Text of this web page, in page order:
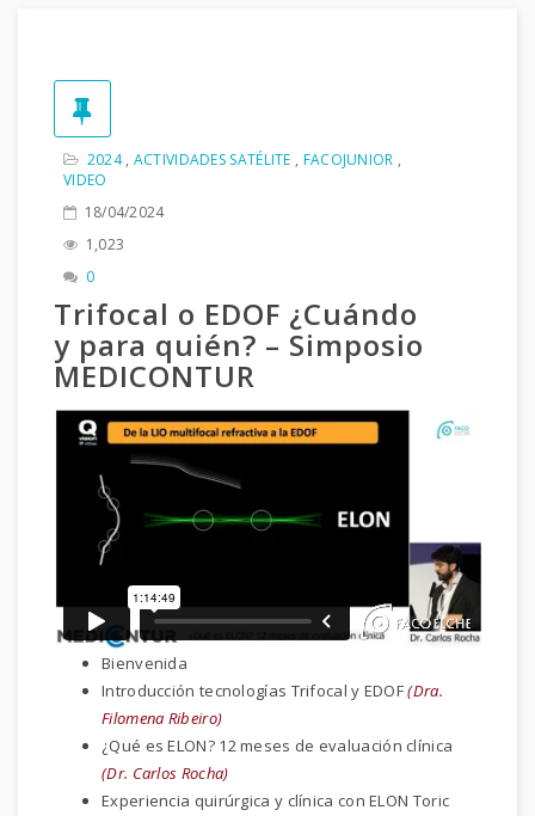
2024, ACTIVIDADES SATÉLITE , FACOJUNIOR ,
VIDEO
18/04/2024
1,023
0
Trifocal o EDOF ¿Cuándo
y para quién? – Simposio
MEDICONTUR
Bienvenida
Introducción tecnologías Trifocal y EDOF(Dra.
Filomena Ribeiro)
¿Qué es ELON? 12 meses de evaluación clínica
(Dr. Carlos Rocha)
Experiencia quirúrgica y clínica con ELON Toric